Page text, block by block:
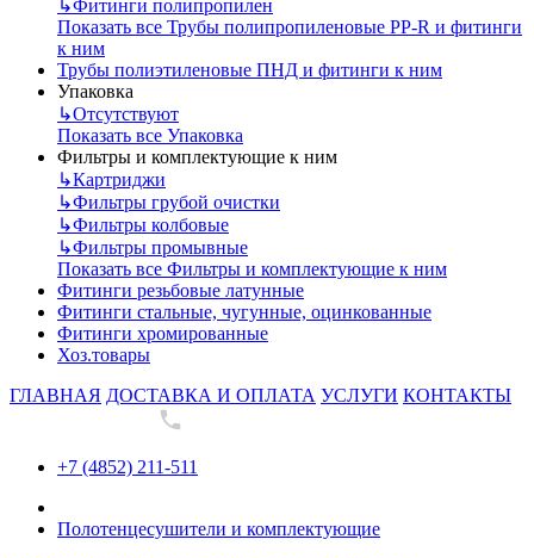
↳Фитинги полипропилен
Показать все Трубы полипропиленовые PP-R и фитинги
к ним
Трубы полиэтиленовые ПНД и фитинги к ним
Упаковка
↳Отсутствуют
Показать все Упаковка
Фильтры и комплектующие к ним
↳Картриджи
↳Фильтры грубой очистки
↳Фильтры колбовые
↳Фильтры промывные
Показать все Фильтры и комплектующие к ним
Фитинги резьбовые латунные
Фитинги стальные, чугунные, оцинкованные
Фитинги хромированные
Хоз.товары
ГЛАВНАЯ ДОСТАВКА И ОПЛАТА УСЛУГИ КОНТАКТЫ
+7 (4852) 211-511
Полотенцесушители и комплектующие